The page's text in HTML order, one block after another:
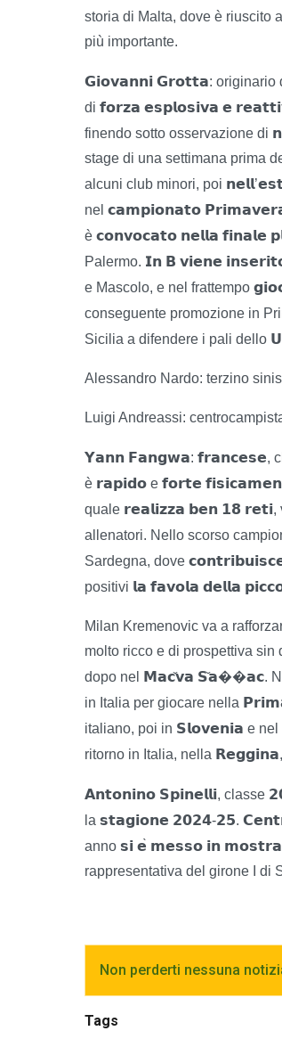
storia di Malta, dove è riuscito
più importante.
𝗚𝗶𝗼𝘃𝗮𝗻𝗻𝗶𝗚𝗿𝗼𝘁𝘁𝗮: originario
di 𝗳𝗼𝗿𝘇𝗮 𝗲𝘀𝗽𝗹𝗼𝘀𝗶𝘃𝗮 𝗲
finendo sotto osservazione di
stage di una settimana prima
alcuni club minori, poi 𝗻𝗲𝗹𝗹’
nel 𝗰𝗮𝗺𝗽𝗶𝗼𝗻𝗮𝘁𝗼
è 𝗰𝗼𝗻𝘃𝗼𝗰𝗮𝘁𝗼 𝗻𝗲𝗹𝗹𝗮 𝗳𝗶𝗻𝗮𝗹𝗲
Palermo. 𝗜𝗻 𝗕 𝘃𝗶𝗲𝗻𝗲
e Mascolo, e nel frattempo
conseguente promozione in
Sicilia a difendere i pali dello
Alessandro Nardo: terzino
Luigi Andreassi:
𝗬𝗮𝗻𝗻 𝗙𝗮𝗻𝗴𝘄𝗮: 𝗳𝗿𝗮𝗻𝗰𝗲𝘀𝗲,
è 𝗿𝗮𝗽𝗶𝗱𝗼 e 𝗳𝗼𝗿𝘁𝗲
quale 𝗿𝗲𝗮𝗹𝗶𝘇𝘇𝗮 𝗯𝗲𝗻 𝟭𝟴 𝗿𝗲𝘁𝗶,
allenatori. Nello scorso
Sardegna, dove
positivi 𝗹𝗮 𝗳𝗮𝘃𝗼𝗹𝗮 𝗱𝗲𝗹𝗹𝗮
Milan Kremenovic va a
molto ricco e di prospettiva sin
dopo nel 𝗠𝗮𝗰𝘃𝗮 𝗦𝗮��𝗮𝗰.
in Italia per giocare nella
italiano, poi in 𝗦𝗹𝗼𝘃𝗲𝗻𝗶𝗮 e nel
ritorno in Italia, nella 𝗥𝗲𝗴𝗴𝗶𝗻𝗮
𝗔𝗻𝘁𝗼𝗻𝗶𝗻𝗼 𝗦𝗽𝗶𝗻𝗲𝗹𝗹𝗶, classe
la 𝘀𝘁𝗮𝗴𝗶𝗼𝗻𝗲 𝟮𝟬𝟮𝟰-𝟮𝟱.
anno 𝘀𝗶𝗲 𝗺𝗲𝘀𝘀𝗼 𝗶𝗻 𝗺𝗼𝘀𝘁𝗿𝗮
rappresentativa del girone I di
Non perderti nessuna
Tags